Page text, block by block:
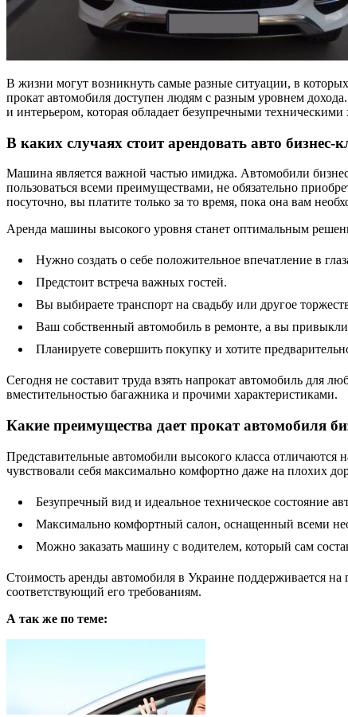
В жизни могут возникнуть самые разные ситуации, в
прокат автомобиля доступен людям с разным уровнем
и интерьером, которая обладает безупречными техническими
В каких случаях стоит арендовать авто бизнес-
Машина является важной частью имиджа. Автомобили
пользоваться всеми преимуществами, не обязательно
посуточно, вы платите только за то время, пока она вам
Аренда машины высокого уровня станет оптимальным
Нужно создать о себе положительное впечатление в
Предстоит встреча важных гостей.
Вы выбираете транспорт на свадьбу или другое
Ваш собственный автомобиль в ремонте, а вы
Планируете совершить покупку и хотите
Сегодня не составит труда взять напрокат автомобиль для
вместительностью багажника и прочими характеристиками.
Какие преимущества дает прокат автомобиля
Представительные автомобили высокого класса
чувствовали себя максимально комфортно даже на плохих
Безупречный вид и идеальное техническое состояние
Максимально комфортный салон, оснащенный всеми
Можно заказать машину с водителем, который сам
Стоимость аренды автомобиля в Украине поддерживается
соответствующий его требованиям.
А так же по теме: